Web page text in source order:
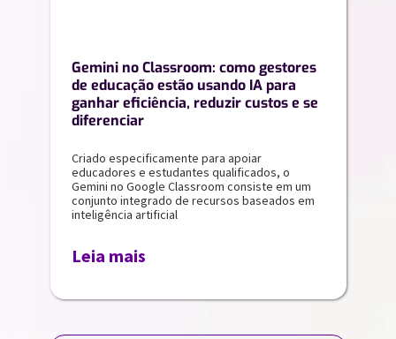
Gemini no Classroom: como gestores
de educação estão usando IA para
ganhar eficiência, reduzir custos e se
diferenciar
Criado especificamente para apoiar
educadores e estudantes qualificados, o
Gemini no Google Classroom consiste em um
conjunto integrado de recursos baseados em
inteligência artificial
Leia mais